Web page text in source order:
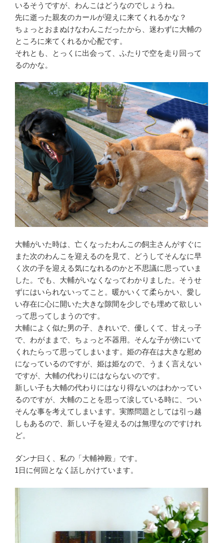
いるそうですが、わんこはどうなのでしょうね。
先に逝った親友のカールが迎えに来てくれるかな？
ちょっとおまぬけなわんこだったから、迷わずに大輔の
ところに来てくれるか心配です。
それとも、とっくに出会って、ふたりで空を走り回って
るのかな。
大輔がいた時は、亡くなったわんこの飼主さんがすぐに
また次のわんこを迎えるのを見て、どうしてそんなに早
く次の子を迎える気になれるのかと不思議に思っていま
した。でも、大輔がいなくなってわかりました。そうせ
ずにはいられないってこと。暖かいくて柔らかい、愛し
い存在に心に開いた大きな隙間を少しでも埋めて欲しい
って思ってしまうのです。
大輔によく似た男の子、きれいで、優しくて、甘えっ子
で、わがままで、ちょっと不器用。そんな子が傍にいて
くれたらって思ってしまいます。姫の存在は大きな慰め
になっているのですが、姫は姫なので、うまく言えない
ですが、大輔の代わりにはならないのです。
新しい子も大輔の代わりにはなり得ないのはわかってい
るのですが、大輔のことを思って涙している時に、つい
そんな事を考えてしまいます。実際問題としては引っ越
しもあるので、新しい子を迎えるのは無理なのですけれ
ど。
ダンナ曰く、私の「大輔神殿」です。
1日に何回となく話しかけています。